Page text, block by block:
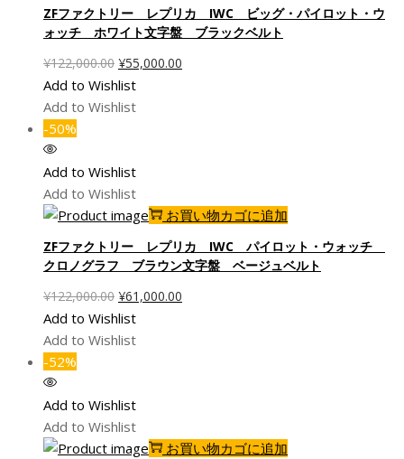
ZFファクトリー レプリカ IWC ビッグ・パイロット・ウ
ォッチ ホワイト文字盤 ブラックベルト
¥122,000.00 元
の
価
¥122,000.00
で
し
¥55,000.00
で
Add to Wishlist
Add to Wishlist
-50%
Add to Wishlist
Add to Wishlist
お買い物カゴに追加
ZFファクトリー レプリカ IWC パイロット・ウォッチ
クロノグラフ ブラウン文字盤 ベージュベルト
¥122,000.00 元
の
価
¥122,000.00
で
し
¥61,000.00
で
Add to Wishlist
Add to Wishlist
-52%
Add to Wishlist
Add to Wishlist
お買い物カゴに追加